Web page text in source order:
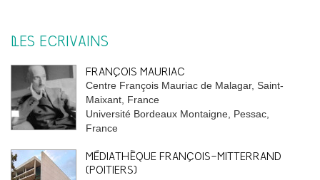
LES ÉCRIVAINS
FRANÇOIS MAURIAC
Centre François Mauriac de Malagar, Saint-
Maixant, France
Université Bordeaux Montaigne, Pessac,
France
MÉDIATHÈQUE FRANÇOIS-MITTERRAND
(POITIERS)